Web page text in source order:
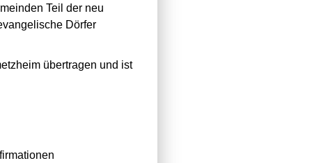
Teil der neu
Dörfer
übertragen und ist